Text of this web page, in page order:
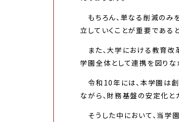
もちろん、単なる削減のみ
立していくことが重要である
また、大学における教育改
学園全体として連携を図りな
令和10年には、本学園は創
ながら、財務基盤の安定化と
そうした中において、当学